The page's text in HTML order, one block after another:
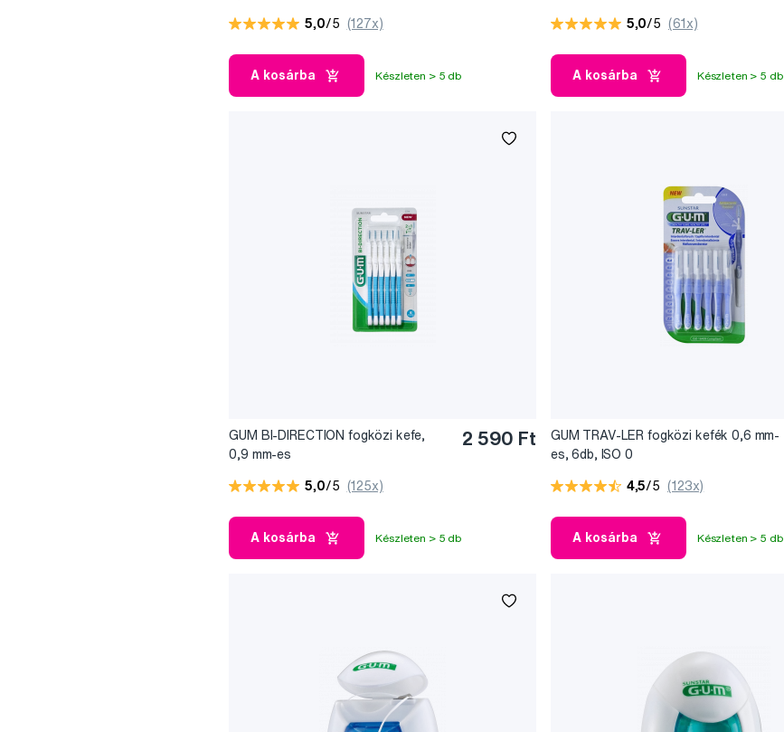
5,0/5 (127x)
A kosárba Készleten > 5 db
5,0/5 (61x)
A kosárba Készleten > 5 db
GUM BI-DIRECTION fogközi kefe,
0,9 mm-es
2 590 Ft
5,0/5 (125x)
A kosárba Készleten > 5 db
GUM TRAV-LER fogközi kefék 0,6 mm-
es, 6db, ISO 0
4,5/5 (123x)
A kosárba Készleten > 5 db